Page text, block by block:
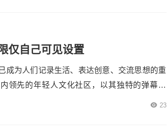
仅自己可见设置
成为人们记录生活、表达创意、交流思想的重
领先的年轻人文化社区，以其独特的弹幕文
23